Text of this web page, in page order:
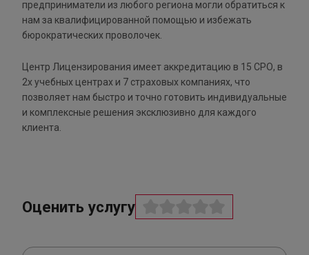
предприниматели из любого региона могли обратиться к
нам за квалифицированной помощью и избежать
бюрократических проволочек.
Центр Лицензирования имеет аккредитацию в 15 СРО, в
2х учебных центрах и 7 страховых компаниях, что
позволяет нам быстро и точно готовить индивидуальные
и комплексные решения эксклюзивно для каждого
клиента.
Оценить услугу